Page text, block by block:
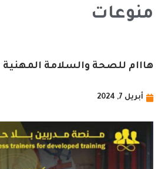
منوعات
هااام للصحة والسلامة المهنية
أبريل 7, 2024